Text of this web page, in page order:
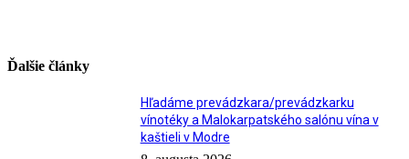
Ďalšie články
Hľadáme prevádzkara/prevádzkarku
vínotéky a Malokarpatského salónu vína v
kaštieli v Modre